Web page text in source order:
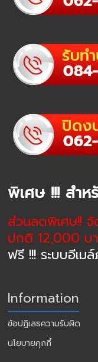
พิเศษ !!! สำห
ส่วนลดพิเศษ!! จั
ปกติ 12,000 บ
ฟรี !!! ระบบอีเม
Information
ข้อปฏิเสธความรับผิด
นโยบายคุกกี้